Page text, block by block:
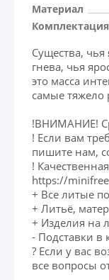
Материал
Комплектация
Существа,
гнева, чья
это масса
самые тяжело
!ВНИМАНИЕ!
! Если вам
пишите нам,
!
https://
+ Все литые
+ Литьё,
+ Изделия на
- Подставки в
? Если у вас
все вопросы